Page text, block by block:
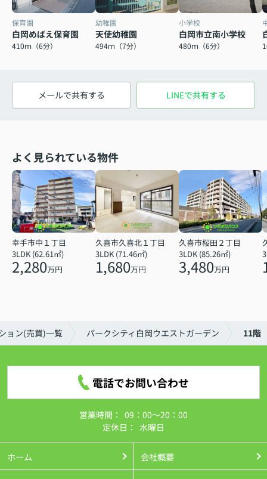
保育園
白岡めばえ保育園
410ｍ（6分）
幼稚園
天使幼稚園
494ｍ（7分）
小学校
白岡市立南小学校
480ｍ（6分）
メールで共有する LINEで共有する
よく見られている物件
幸手市中１丁目
3LDK (62.61㎡)
2,280万円
久喜市久喜北１丁目
3LDK (71.46㎡)
1,680万円
久喜市桜田２丁目
3LDK (85.26㎡)
3,480万円
ョン(売買)一覧 パークシティ白岡ウエストガーデン 11階
電話でお問い合わせ
営業時間： 09：00～20：00
定休日： 水曜日
ホーム 会社概要